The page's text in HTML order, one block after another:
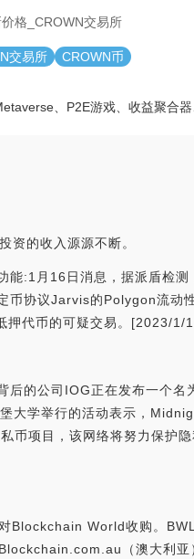
格_CROWN交易所
交易所
CROWN币
、P2E游戏、收益聚合
资的收入源源不断。
:1月16日消息，据派盾检
协议Jarvis的Polygon流动
押代币的可疑交易。[2023/1/
的公司IOG正在发布一个名
学举行的活动表示，
项目，该网络将努力保护隐
World收购。
（澳大利